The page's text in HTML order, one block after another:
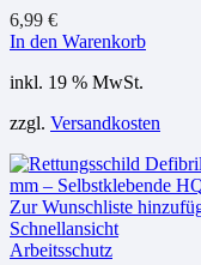
6,99 €
In den Warenkorb
inkl. 19 % MwSt.
zzgl. Versandkosten
Zur Wunschliste
Schnellansicht
Arbeitsschutz